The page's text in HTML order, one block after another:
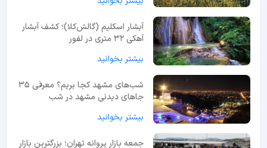
آبشار اسکلیم (گالش‌کلا)؛ کشف آبشار
آهکی ۳۲ متری در لفور
بیشتر بخوانید
شب‌های مشهد کجا بریم؟ معرفی 35
جاهای دیدنی مشهد در شب
بیشتر بخوانید
جمعه بازار پروانه تهران؛ بزرگترین بازار